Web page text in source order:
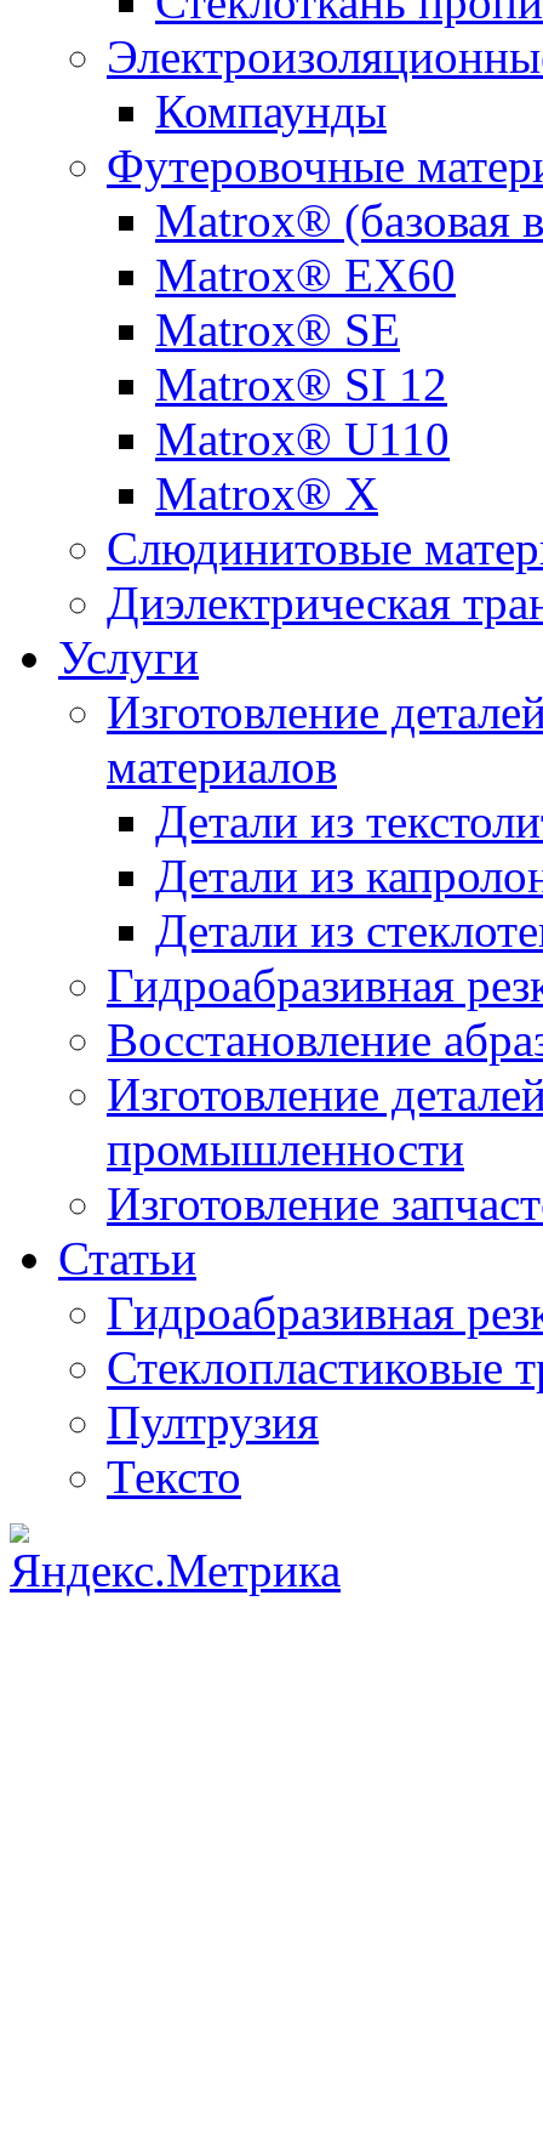
Компаунды
Футеровочные
Matrox® (базовая
Matrox® EX60
Matrox® SE
Matrox® SI 12
Matrox® U110
Matrox® X
Слюдинитовые
Диэлектрическая
Услуги
Изготовление
материалов
Детали из
Детали из
Детали из
Гидроабразивная
Восстановление
Изготовление
промышленности
Изготовление
Статьи
Гидроабразивная
Стеклопластиковые
Пултрузия
Тексто